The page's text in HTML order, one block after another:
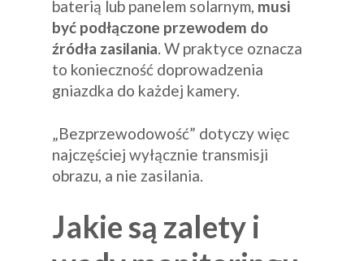
baterią lub panelem solarnym, musi
być podłączone przewodem do
źródła zasilania . W praktyce oznacza
to konieczność doprowadzenia
gniazdka do każdej kamery.
„Bezprzewodowość” dotyczy więc
najczęściej wyłącznie transmisji
obrazu, a nie zasilania.
Jakie są zalety i